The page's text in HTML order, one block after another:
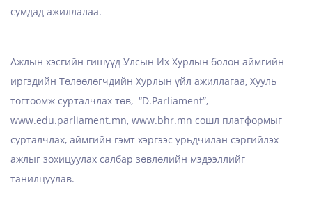
сумдад ажиллалаа.
Ажлын хэсгийн гишүүд Улсын Их Хурлын болон аймгийн
иргэдийн Төлөөлөгчдийн Хурлын үйл ажиллагаа, Хууль
тогтоомж сурталчлах төв, “D.Parliament”,
www.edu.parliament.mn, www.bhr.mn сошл платформыг
сурталчлах, аймгийн гэмт хэргээс урьдчилан сэргийлэх
ажлыг зохицуулах салбар зөвлөлийн мэдээллийг
танилцуулав.